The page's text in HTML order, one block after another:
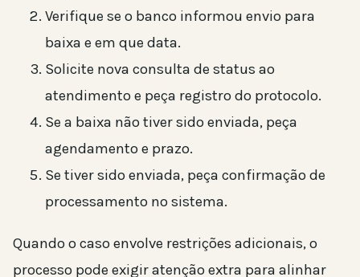
Verifique se o banco informou envio para
baixa e em que data.
Solicite nova consulta de status ao
atendimento e peça registro do protocolo.
Se a baixa não tiver sido enviada, peça
agendamento e prazo.
Se tiver sido enviada, peça confirmação de
processamento no sistema.
Quando o caso envolve restrições adicionais, o
processo pode exigir atenção extra para alinhar